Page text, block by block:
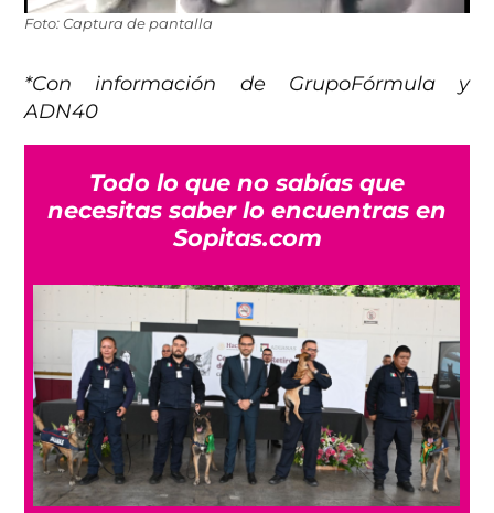
Foto: Captura de pantalla
*Con información de GrupoFórmula y
ADN40
Todo lo que no sabías que
necesitas saber lo encuentras en
Sopitas.com